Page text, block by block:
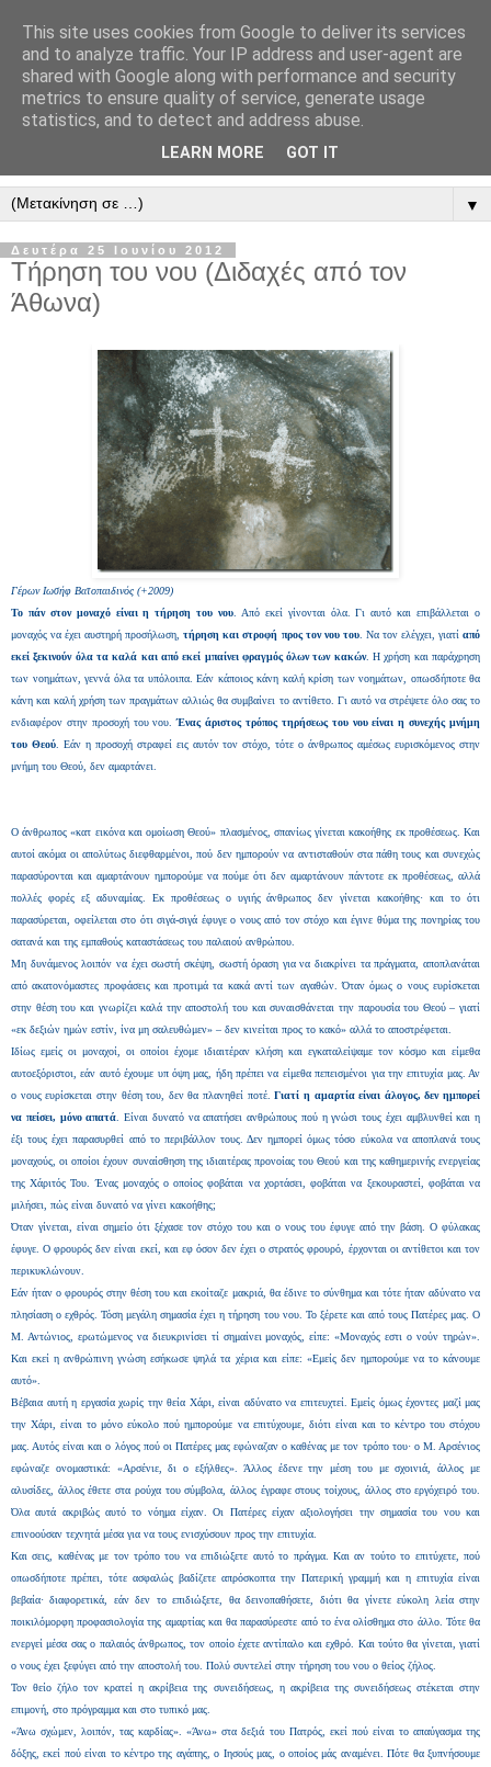
" Εξομολογεῖσθε τῶ Κυρίῳ
"
ὃτι ἀγαθός, ὃτι εἰς τόν αἰῶνα τό ἔλεος αὐτοῦ. Αλληλούϊα.
▼
Δευτέρα 25 Ιουνίου 2012
Τήρηση του νου (Διδαχές από τον
Άθωνα)
Γέρων Ιωσήφ Βατοπαιδινός (+2009)
Το πάν στον μοναχό είναι η τήρηση του νου . Από εκεί γίνονται όλα. Γι αυτό και επιβάλλεται ο
μοναχός να έχει αυστηρή προσήλωση,τήρηση και στροφή προς τον νου του. Να τον ελέγχει, γιατί από
εκεί ξεκινούν όλα τα καλά και από εκεί μπαίνει φραγμός όλων των κακών. Η χρήση και παράχρηση
των νοημάτων, γεννά όλα τα υπόλοιπα. Εάν κάποιος κάνη καλή κρίση των νοημάτων, οπωσδήποτε θα
κάνη και καλή χρήση των πραγμάτων αλλιώς θα συμβαίνει το αντίθετο. Γι αυτό να στρέψετε όλο σας το
ενδιαφέρον στην προσοχή του νου.Ένας άριστος τρόπος τηρήσεως του νου είναι η συνεχής μνήμη
του Θεού. Εάν η προσοχή στραφεί εις αυτόν τον στόχο, τότε ο άνθρωπος αμέσως ευρισκόμενος στην
μνήμη του Θεού, δεν αμαρτάνει.
Ο άνθρωπος «κατ εικόνα και ομοίωση Θεού» πλασμένος, σπανίως γίνεται κακοήθης εκ προθέσεως. Και
αυτοί ακόμα οι απολύτως διεφθαρμένοι, πού δεν ημπορούν να αντισταθούν στα πάθη τους και συνεχώς
παρασύρονται και αμαρτάνουν ημπορούμε να πούμε ότι δεν αμαρτάνουν πάντοτε εκ προθέσεως, αλλά
πολλές φορές εξ αδυναμίας. Εκ προθέσεως ο υγιής άνθρωπος δεν γίνεται κακοήθης· και το ότι
παρασύρεται, οφείλεται στο ότι σιγά-σιγά έφυγε ο νους από τον στόχο και έγινε θύμα της πονηρίας του
σατανά και της εμπαθούς καταστάσεως του παλαιού ανθρώπου.
Μη δυνάμενος λοιπόν να έχει σωστή σκέψη, σωστή όραση για να διακρίνει τα πράγματα, αποπλανάται
από ακατονόμαστες προφάσεις και προτιμά τα κακά αντί των αγαθών. Όταν όμως ο νους ευρίσκεται
στην θέση του και γνωρίζει καλά την αποστολή του και συναισθάνεται την παρουσία του Θεού – γιατί
«εκ δεξιών ημών εστίν, ίνα μη σαλευθώμεν» – δεν κινείται προς το κακό» αλλά το αποστρέφεται.
Ιδίως εμείς οι μοναχοί, οι οποίοι έχομε ιδιαιτέραν κλήση και εγκαταλείψαμε τον κόσμο και είμεθα
αυτοεξόριστοι, εάν αυτό έχουμε υπ όψη μας, ήδη πρέπει να είμεθα πεπεισμένοι για την επιτυχία μας. Αν
ο νους ευρίσκεται στην θέση του, δεν θα πλανηθεί ποτέ.Γιατί η αμαρτία είναι άλογος, δεν ημπορεί
να πείσει, μόνο απατά . Είναι δυνατό να απατήσει ανθρώπους πού η γνώσι τους έχει αμβλυνθεί και η
έξι τους έχει παρασυρθεί από το περιβάλλον τους. Δεν ημπορεί όμως τόσο εύκολα να αποπλανά τους
μοναχούς, οι οποίοι έχουν συναίσθηση της ιδιαιτέρας προνοίας του Θεού και της καθημερινής ενεργείας
της Χάριτός Του. Ένας μοναχός ο οποίος φοβάται να χορτάσει, φοβάται να ξεκουραστεί, φοβάται να
μιλήσει, πώς είναι δυνατό να γίνει κακοήθης;
Όταν γίνεται, είναι σημείο ότι ξέχασε τον στόχο του και ο νους του έφυγε από την βάση. Ο φύλακας
έφυγε. Ο φρουρός δεν είναι εκεί, και εφ όσον δεν έχει ο στρατός φρουρό, έρχονται οι αντίθετοι και τον
περικυκλώνουν.
Εάν ήταν ο φρουρός στην θέση του και εκοίταζε μακριά, θα έδινε το σύνθημα και τότε ήταν αδύνατο να
πλησίαση ο εχθρός. Τόση μεγάλη σημασία έχει η τήρηση του νου. Το ξέρετε και από τους Πατέρες μας. Ο
Μ. Αντώνιος, ερωτώμενος να διευκρινίσει τί σημαίνει μοναχός, είπε: «Μοναχός εστι ο νούν τηρών».
Και εκεί η ανθρώπινη γνώση εσήκωσε ψηλά τα χέρια και είπε: «Εμείς δεν ημπορούμε να το κάνουμε
αυτό».
Βέβαια αυτή η εργασία χωρίς την θεία Χάρι, είναι αδύνατο να επιτευχτεί. Εμείς όμως έχοντες μαζί μας
την Χάρι, είναι το μόνο εύκολο πού ημπορούμε να επιτύχουμε, διότι είναι και το κέντρο του στόχου
μας. Αυτός είναι και ο λόγος πού οι Πατέρες μας εφώναζαν ο καθένας με τον τρόπο του· ο Μ. Αρσένιος
εφώναζε ονομαστικά: «Αρσένιε, δι ο εξήλθες». Άλλος έδενε την μέση του με σχοινιά, άλλος με
αλυσίδες, άλλος έθετε στα ρούχα του σύμβολα, άλλος έγραφε στους τοίχους, άλλος στο εργόχειρό του.
Όλα αυτά ακριβώς αυτό το νόημα είχαν. Οι Πατέρες είχαν αξιολογήσει την σημασία του νου και
επινοούσαν τεχνητά μέσα για να τους ενισχύσουν προς την επιτυχία.
Και σεις, καθένας με τον τρόπο του να επιδιώξετε αυτό το πράγμα. Και αν τούτο το επιτύχετε, πού
οπωσδήποτε πρέπει, τότε ασφαλώς βαδίζετε απρόσκοπτα την Πατερική γραμμή και η επιτυχία είναι
βεβαία· διαφορετικά, εάν δεν το επιδιώξετε, θα δεινοπαθήσετε, διότι θα γίνετε εύκολη λεία στην
ποικιλόμορφη προφασιολογία της αμαρτίας και θα παρασύρεστε από το ένα ολίσθημα στο άλλο. Τότε θα
ενεργεί μέσα σας ο παλαιός άνθρωπος, τον οποίο έχετε αντίπαλο και εχθρό. Και τούτο θα γίνεται, γιατί
ο νους έχει ξεφύγει από την αποστολή του. Πολύ συντελεί στην τήρηση του νου ο θείος ζήλος.
Τον θείο ζήλο τον κρατεί η ακρίβεια της συνειδήσεως, η ακρίβεια της συνειδήσεως στέκεται στην
επιμονή, στο πρόγραμμα και στο τυπικό μας.
«Άνω σχώμεν, λοιπόν, τας καρδίας». «Άνω» στα δεξιά του Πατρός, εκεί πού είναι το απαύγασμα της
δόξης, εκεί πού είναι το κέντρο της αγάπης, ο Ιησούς μας, ο οποίος μάς αναμένει. Πότε θα ξυπνήσουμε
This site uses cookies from Google to deliver its services
and to analyze traffic. Your IP address and user-agent are
shared with Google along with performance and security
metrics to ensure quality of service, generate usage
statistics, and to detect and address abuse.
LEARN MORE GOT IT